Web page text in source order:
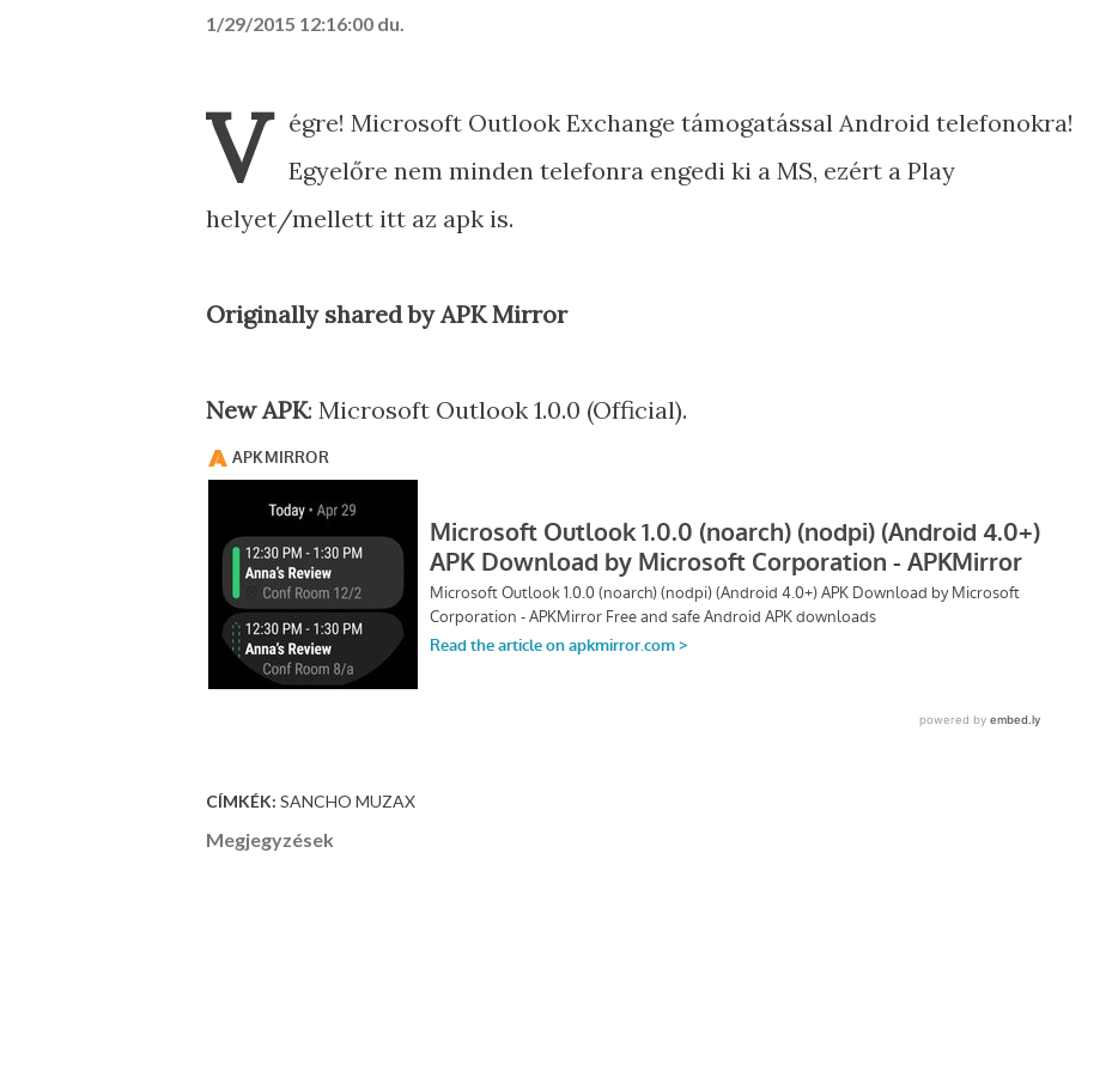
1/29/2015 12:16:00 du.
V
égre! Microsoft Outlook Exchange támogatással Android telefonokra!
Egyelőre nem minden telefonra engedi ki a MS, ezért a Play
helyet/mellett itt az apk is.
Originally shared by APK Mirror
New APK: Microsoft Outlook 1.0.0 (Official).
CÍMKÉK: SANCHO MUZAX
Megjegyzések